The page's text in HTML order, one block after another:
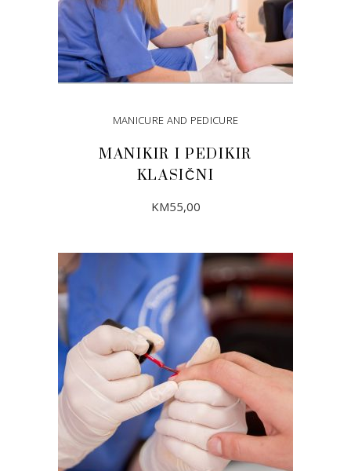
MANICURE AND PEDICURE
MANIKIR I PEDIKIR
KLASIČNI
KM55,00
DODAJ U KORPU